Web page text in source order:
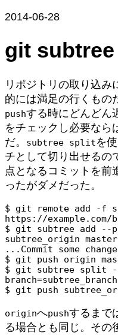
2014-06-28
git
リポジトリの取り込み
的には満足の行くもの
pushする時にどんどん
をチェックし必要なら
だ。
subtree splitを
チとして切り出せるの
点となるコミットを
ったがダメだった。
$ git remote add -f
https://example.com/
$ git subtree add --
subtree_origin master
...Commit some
$ git push origin
$ git subtree split
branch=subtree_branch
$ git push
originへpushするまで
る場合とも同じ。その